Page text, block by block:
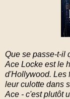
Que se passe-t-il
Ace Locke est le
d'Hollywood. Les
leur culotte dans
Ace - c'est plutôt